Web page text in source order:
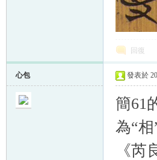
回復
心包 發表於
簡61
為“
《